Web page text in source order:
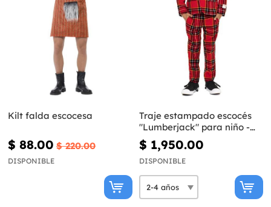
Kilt falda escocesa
$ 88.00 $ 220.00
DISPONIBLE
Traje estampado escocés
"Lumberjack" para niño -
Opposuits
$ 1,950.00
DISPONIBLE